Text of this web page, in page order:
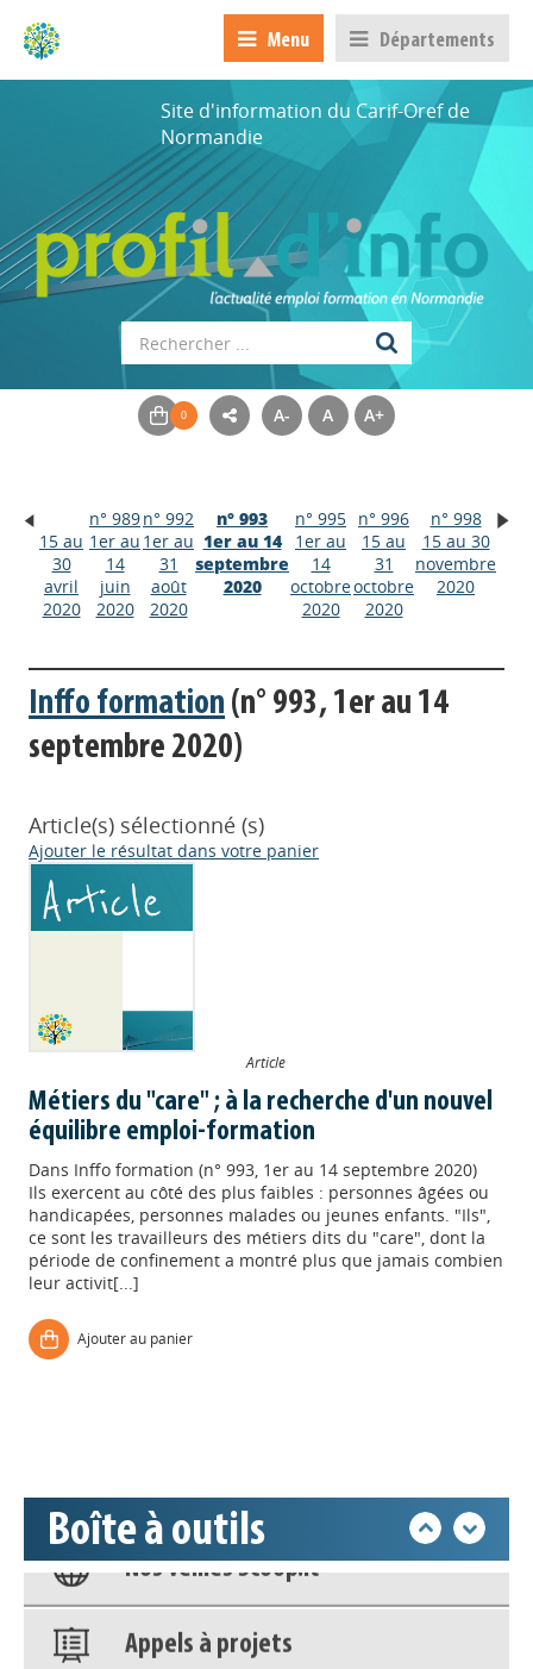
Menu Départements
Site d'information du Carif-Oref de
Normandie
A- A A+
15 au
30
avril
2020
n° 989
1er au
14
juin
2020
n° 992
1er au
31
août
2020
n° 993
1er au 14
septembre
2020
n° 995
1er au
14
octobre
2020
n° 996
15 au
31
octobre
2020
n° 998
15 au 30
novembre
2020
Inffo formation (n° 993, 1er au 14
septembre 2020)
Article(s) sélectionné (s)
Ajouter le résultat dans votre panier
Article
Métiers du "care" ; à la recherche d'un nouvel
équilibre emploi-formation
Dans Inffo formation (n° 993, 1er au 14 septembre 2020)
Ils exercent au côté des plus faibles : personnes âgées ou
handicapées, personnes malades ou jeunes enfants. "Ils",
ce sont les travailleurs des métiers dits du "care", dont la
période de confinement a montré plus que jamais combien
leur activit[...]
Ajouter au panier
Boîte à outils
Appels à projets
Nos veilles Scoop.it
Appels à projets